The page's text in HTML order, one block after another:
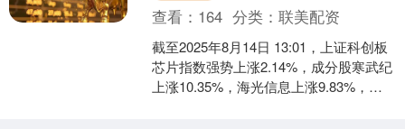
查看： 164 分类：联美配资
截至2025年8月14日 13:01，上证科创板
芯片指数强势上涨2.14%，成分股寒武纪
上涨10.35%，海光信息上涨9.83%，东